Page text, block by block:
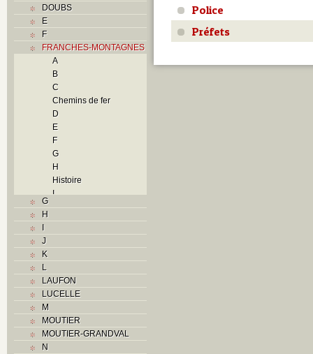
DOUBS
E
F
FRANCHES-MONTAGNES
A
B
C
Chemins de fer
D
E
F
G
H
Histoire
I
R
Routes
T
Textes
G
H
I
J
K
L
LAUFON
LUCELLE
M
MOUTIER
MOUTIER-GRANDVAL
N
Police
Préfets